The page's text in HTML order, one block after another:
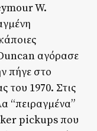
W.
αγόρασε
πήγε στο
του 1970. Στις
“πειραγμένα”
pickups που